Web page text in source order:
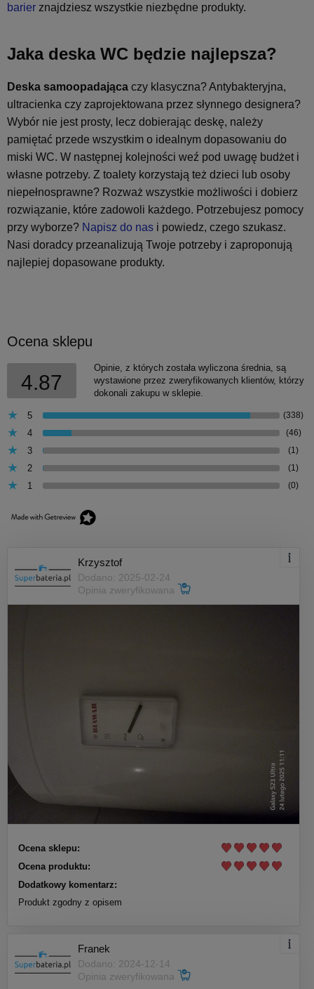
barier znajdziesz wszystkie niezbędne produkty.
Jaka deska WC będzie najlepsza?
Deska samoopadająca czy klasyczna? Antybakteryjna,
ultracienka czy zaprojektowana przez słynnego designera?
Wybór nie jest prosty, lecz dobierając deskę, należy
pamiętać przede wszystkim o idealnym dopasowaniu do
miski WC. W następnej kolejności weź pod uwagę budżet i
własne potrzeby. Z toalety korzystają też dzieci lub osoby
niepełnosprawne? Rozważ wszystkie możliwości i dobierz
rozwiązanie, które zadowoli każdego. Potrzebujesz pomocy
przy wyborze? Napisz do nas i powiedz, czego szukasz.
Nasi doradcy przeanalizują Twoje potrzeby i zaproponują
najlepiej dopasowane produkty.
Ocena sklepu
4.87
Opinie, z których została wyliczona średnia, są
wystawione przez zweryfikowanych klientów, którzy
dokonali zakupu w sklepie.
5 (338)
4 (46)
3 (1)
2 (1)
1 (0)
Krzysztof
Dodano: 2025-02-24
Opinia zweryfikowana
Ocena sklepu:
Ocena produktu:
Dodatkowy komentarz:
Produkt zgodny z opisem
Franek
Dodano: 2024-12-14
Opinia zweryfikowana